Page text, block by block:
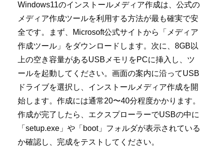
Windows11のインストールメディア作成は、公式の
メディア作成ツールを利用する方法が最も確実で安
全です。まず、Microsoft公式サイトから「メディア
作成ツール」をダウンロードします。次に、8GB以
上の空き容量があるUSBメモリをPCに挿入し、ツ
ールを起動してください。画面の案内に沿ってUSB
ドライブを選択し、インストールメディア作成を開
始します。作成には通常20〜40分程度かかります。
作成が完了したら、エクスプローラーでUSBの中に
「setup.exe」や「boot」フォルダが表示されている
か確認し、完成をテストしてください。